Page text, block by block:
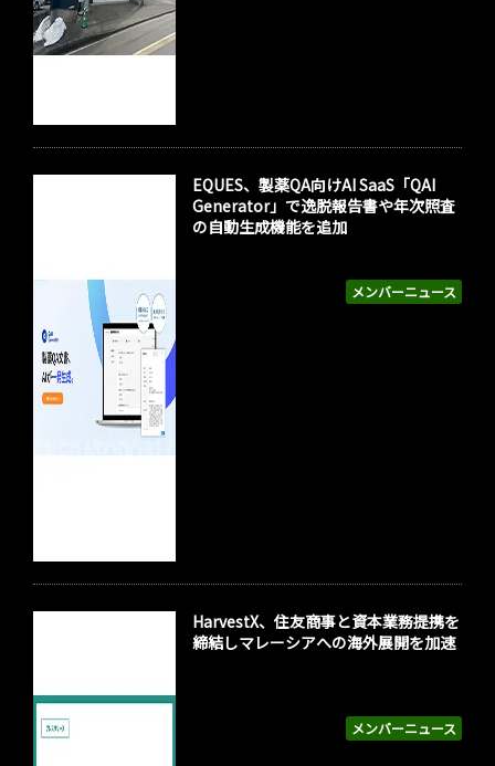
メンバーニュース
EQUES、製薬QA向けAI SaaS「QAI
Generator」で逸脱報告書や年次照査
の自動生成機能を追加
メンバーニュース
HarvestX、住友商事と資本業務提携を
締結しマレーシアへの海外展開を加速